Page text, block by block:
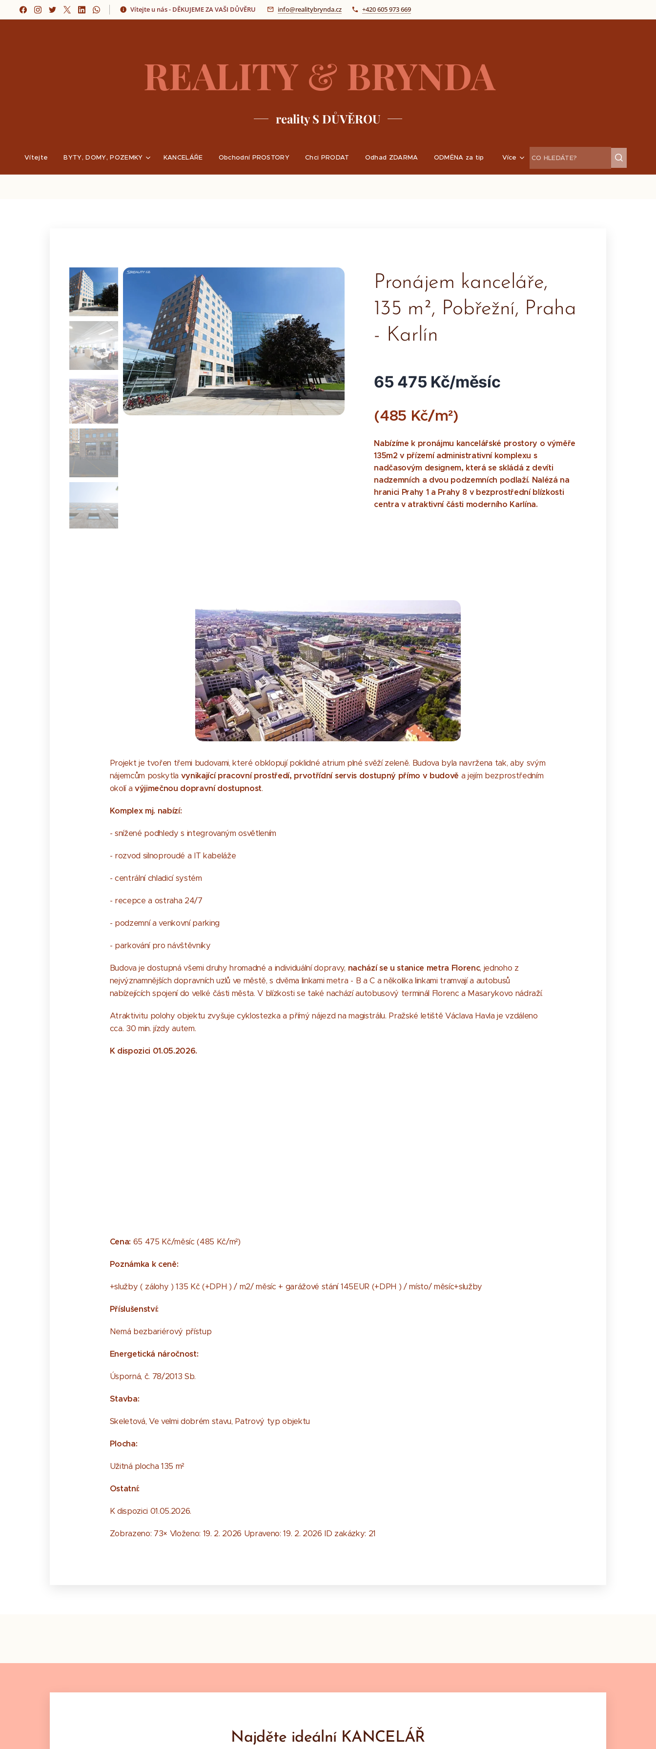
Vítejte u nás - DĚKUJEME ZA VAŠI DŮVĚRU info@realitybrynda.cz +420 605 973 669
REALITY & BRYNDA
reality S DŮVĚROU
Vítejte BYTY, DOMY, POZEMKY KANCELÁŘE Obchodní PROSTORY Chci PRODAT Odhad ZDARMA ODMĚNA za tip Více
Pronájem kanceláře,
135 m², Pobřežní, Praha
- Karlín
6​5​ 4​7​5​ K​č​/​m​ě​s​í​c​
(​4​8​5​ ​K​č​/​m​²​)​
Nabízíme k pronájmu kancelářské prostory o výměře
135m2 v přízemí administrativní komplexu s
nadčasovým designem, která se skládá z devíti
nadzemních a dvou podzemních podlaží. Nalézá na
hranici Prahy 1 a Prahy 8 v bezprostřední blízkosti
centra v atraktivní části moderního Karlína.
Projekt je tvořen třemi budovami, které obklopují poklidné atrium plné svěží zeleně. Budova byla navržena tak, aby svým
nájemcům poskytla vynikající pracovní prostředí, prvotřídní servis dostupný přímo v budově a jejím bezprostředním
okolí a výjimečnou dopravní dostupnost.
Komplex mj. nabízí:
- snížené podhledy s integrovaným osvětlením
- rozvod silnoproudé a IT kabeláže
- centrální chladicí systém
- recepce a ostraha 24/7
- podzemní a venkovní parking
- parkování pro návštěvníky
Budova je dostupná všemi druhy hromadné a individuální dopravy, nachází se u stanice metra Florenc, jednoho z
nejvýznamnějších dopravních uzlů ve městě, s dvěma linkami metra - B a C a několika linkami tramvají a autobusů
nabízejících spojení do velké části města. V blízkosti se také nachází autobusový terminál Florenc a Masarykovo nádraží.
Atraktivitu polohy objektu zvyšuje cyklostezka a přímý nájezd na magistrálu. Pražské letiště Václava Havla je vzdáleno
cca. 30 min. jízdy autem.
K dispozici 01.05.2026.
Cena: 6​5​ ​4​7​5​ ​K​č​/​m​ě​s​í​c​ ​(​4​8​5​ ​K​č​/​m​²​)
​Poznámka k ceně:
+služby ( zálohy ) 135 Kč (+DPH ) / m2/ měsíc + garážové stání 145EUR (+DPH ) / místo/ měsíc+služby
Příslušenství:
Nemá bezbariérový přístup
Energetická náročnost:
Úsporná, č. 78/2013 Sb.
Stavba:
Skeletová, Ve velmi dobrém stavu, Patrový typ objektu
Plocha:
Užitná plocha 135 m²
Ostatní:
K dispozici 01.05.2026.
Zobrazeno: 73× Vloženo: 19. 2. 2026 Upraveno: 19. 2. 2026 ID zakázky: 21
Najděte ideální KANCELÁŘ